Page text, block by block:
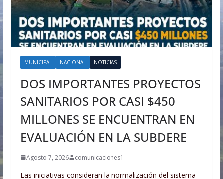
MUNICIPAL NACIONAL NOTICIAS
DOS IMPORTANTES PROYECTOS
SANITARIOS POR CASI $450
MILLONES SE ENCUENTRAN EN
EVALUACIÓN EN LA SUBDERE
Agosto 7, 2026 comunicaciones1
Las iniciativas consideran la normalización del sistema